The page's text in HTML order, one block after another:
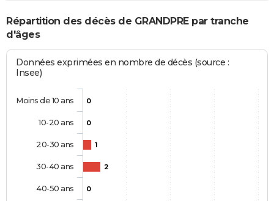
Répartition des décès de GRANDPRE par tranche
d'âges
Données exprimées en nombre de décès (source :
Insee)
0
0
1
2
0
Moins de 10 ans
10-20 ans
20-30 ans
30-40 ans
40-50 ans